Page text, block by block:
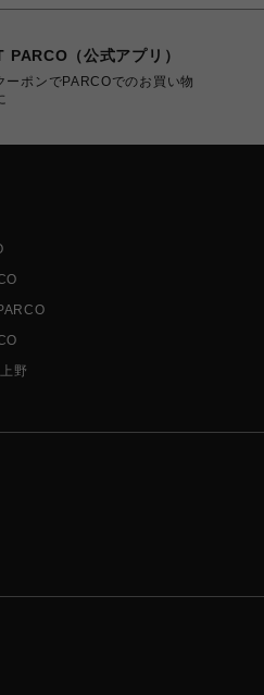
PARCO（公式アプリ）
ーポンでPARCOでのお買い物
野